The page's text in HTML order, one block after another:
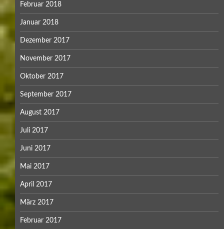
Februar 2018
Januar 2018
Dezember 2017
November 2017
Oktober 2017
September 2017
August 2017
Juli 2017
Juni 2017
Mai 2017
April 2017
März 2017
Februar 2017